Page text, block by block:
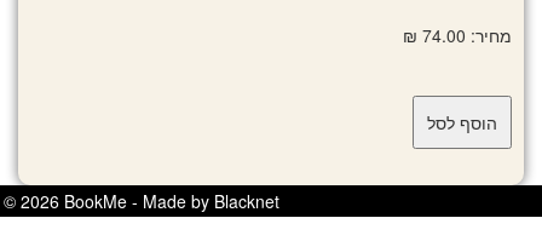
מחיר: 74.00 ₪
© 2026 BookMe - Made by Blacknet